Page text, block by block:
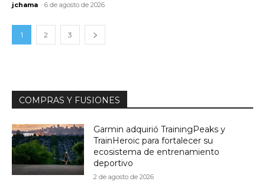
jchama - 6 de agosto de 2026
1 2 3
COMPRAS Y FUSIONES
Garmin adquirió TrainingPeaks y
TrainHeroic para fortalecer su
ecosistema de entrenamiento
deportivo
2 de agosto de 2026